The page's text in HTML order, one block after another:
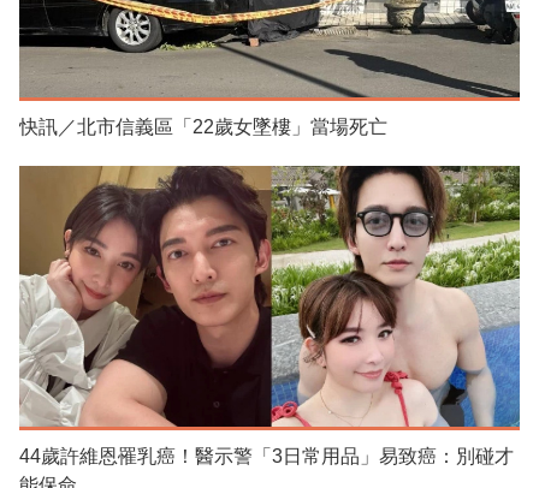
快訊／北市信義區「22歲女墜樓」當場死亡
44歲許維恩罹乳癌！醫示警「3日常用品」易致癌：別碰才